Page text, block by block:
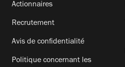
Actionnaires
Recrutement
Avis de confidentialité
Politique concernant les